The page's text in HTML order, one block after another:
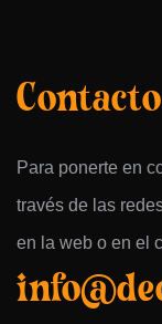
Contacto
Para ponerte en
través de las
en la web o en el